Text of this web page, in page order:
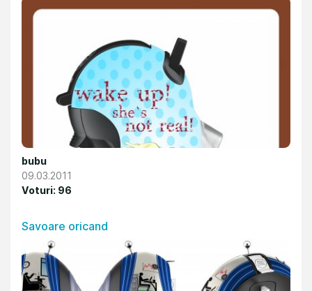
bubu
09.03.2011
Voturi: 96
Savoare oricand